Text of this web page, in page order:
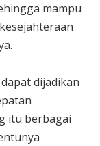
mampu
dijadikan
itu berbagai